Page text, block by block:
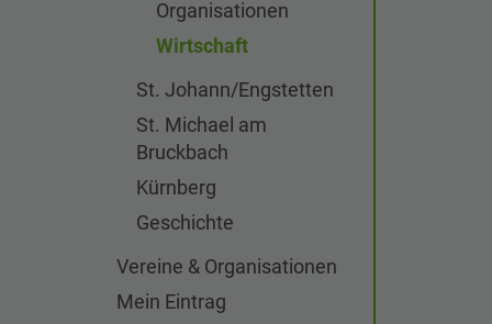
Organisationen
Wirtschaft
St. Johann/Engstetten
St. Michael am
Bruckbach
Kürnberg
Geschichte
Vereine & Organisationen
Mein Eintrag